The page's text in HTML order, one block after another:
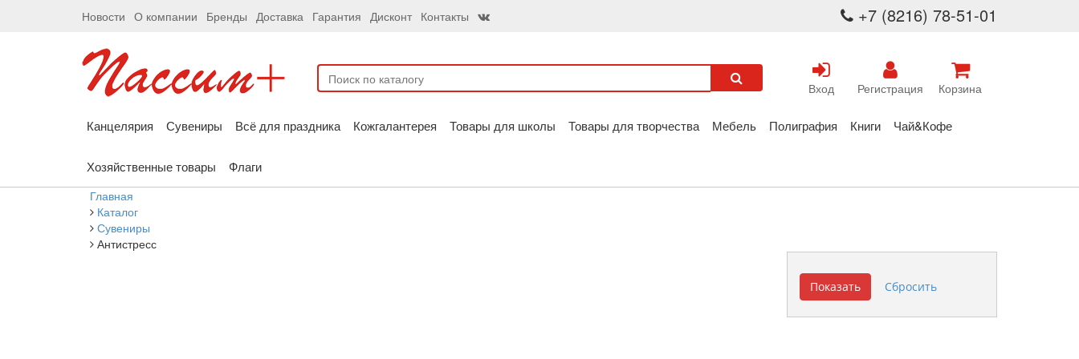
Новости О компании Бренды Доставка Гарантия Дисконт Контакты +7 (8216) 78-51-01
Вход Регистрация Корзина
Канцелярия Сувениры Всё для праздника Кожгалантерея Товары для школы Товары для творчества Мебель Полиграфия Книги Чай&Кофе
Хозяйственные товары Флаги
Главная
Каталог
Сувениры
Антистресс